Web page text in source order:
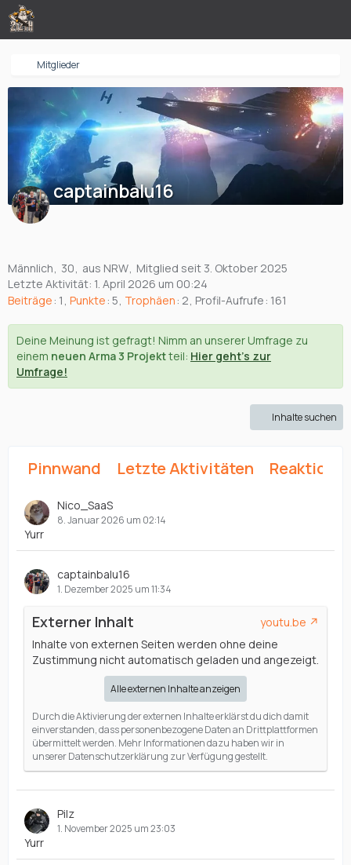
Mitglieder
captainbalu16
Männlich 30 aus NRW Mitglied seit 3. Oktober 2025
Letzte Aktivität: 1. April 2026 um 00:24
Beiträge 1 Punkte 5 Trophäen 2 Profil-Aufrufe 161
Deine Meinung ist gefragt! Nimm an unserer Umfrage zu
einem neuen Arma 3 Projektteil: Hier geht's zur
Umfrage!
Inhalte suchen
Pinnwand Letzte Aktivitäten
Nico_SaaS
8. Januar 2026 um 02:14
Yurr
captainbalu16
1. Dezember 2025 um 11:34
Externer Inhalt
youtu.be
Inhalte von externen Seiten werden ohne deine
Zustimmung nicht automatisch geladen und angezeigt.
Alle externen Inhalte anzeigen
Durch die Aktivierung der externen Inhalte erklärst du dich damit
einverstanden, dass personenbezogene Daten an Drittplattformen
übermittelt werden. Mehr Informationen dazu haben wir in
unserer Datenschutzerklärung zur Verfügung gestellt.
Pilz
1. November 2025 um 23:03
Yurr